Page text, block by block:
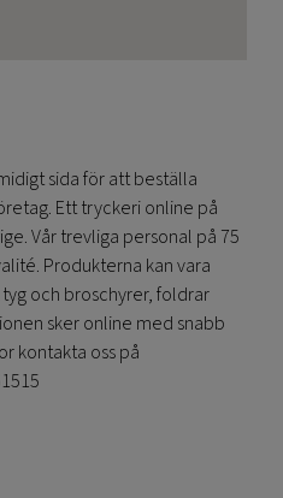
sida för att beställa
Ett tryckeri online på
Vår trevliga personal på 75
Produkterna kan vara
och broschyrer, foldrar
sker online med snabb
kontakta oss på